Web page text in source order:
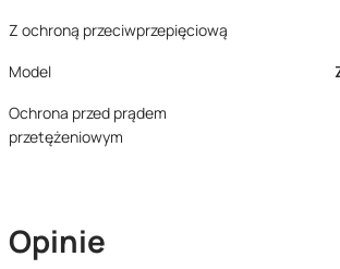
Z ochroną przeciwprzepięciową
Model
Ochrona przed prądem
przetężeniowym
Opinie